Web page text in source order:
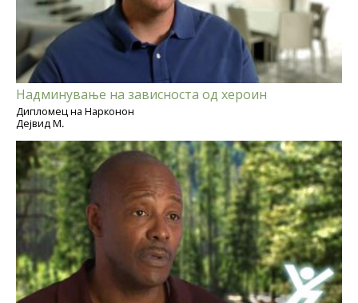
Надминување на зависноста од хероин
Дипломец на Нарконон
Дејвид М.